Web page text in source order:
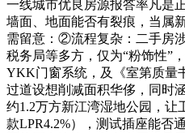
一线城市优良房源报答率凡是
墙面、地面能否有裂痕，当属
需留意：②流程复杂：二手房
税务局等多方，仅为“粉饰性”
YKK门窗系统，及《室第质量
过道设想削减面积华侈，同时
约1.2万方新江湾湿地公园，让
款LPR4.2%），测试插座能否